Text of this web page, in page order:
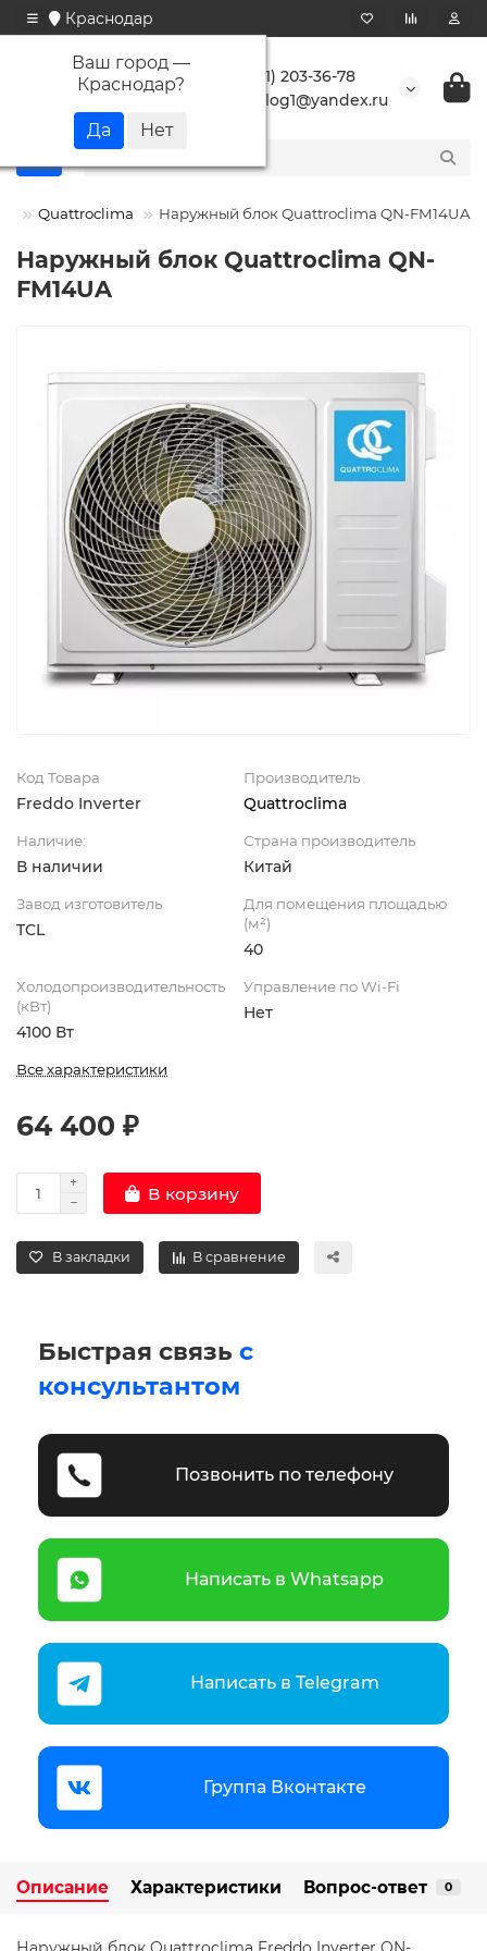
Краснодар
Ваш город —
Краснодар?
+7 (861) 203-36-78
buranlog1@yandex.ru
Quattroclima Наружный блок Quattroclima QN-FM14UA
Наружный блок Quattroclima QN-
FM14UA
Код Товара
Freddo Inverter
Производитель
Quattroclima
Наличие:
В наличии
Страна производитель
Китай
Завод изготовитель
TCL
Для помещения площадью
(м²)
40
Холодопроизводительность
(кВт)
4100 Вт
Управление по Wi-Fi
Нет
Все характеристики
64 400 ₽
В корзину
В закладки В сравнение
Быстрая связь с
консультантом
Позвонить по телефону
Написать в Whatsapp
Написать в Telegram
Группа Вконтакте
Описание Характеристики Вопрос-ответ 0